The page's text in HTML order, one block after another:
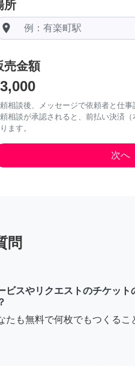
所
room
売金額
相談後、メッセージで依頼者と仕事
相談が承認されると、前払い決済
ます。
問
ビスやリクエストのチケッ
たも無料で何枚でもつくるこ